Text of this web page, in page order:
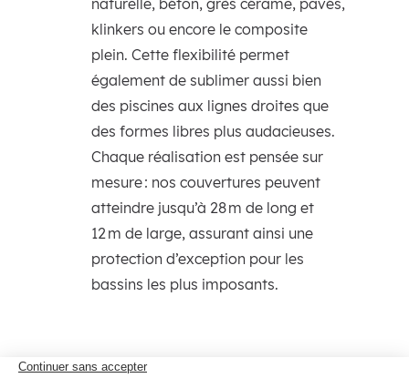
naturelle, béton, grès cérame, pavés,
klinkers ou encore le composite
plein. Cette flexibilité permet
également de sublimer aussi bien
des piscines aux lignes droites que
des formes libres plus audacieuses.
Chaque réalisation est pensée sur
mesure : nos couvertures peuvent
atteindre jusqu’à 28 m de long et
12 m de large, assurant ainsi une
protection d’exception pour les
bassins les plus imposants.